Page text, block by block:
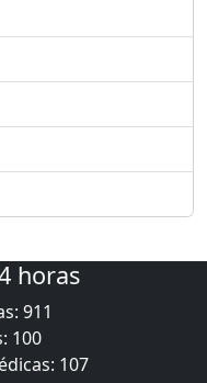
horas
911
100
107